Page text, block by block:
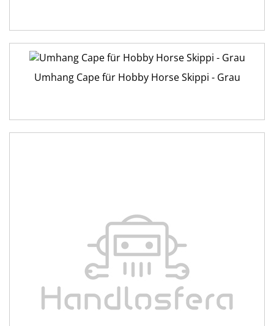
Umhang Cape für Hobby Horse Skippi - Grau